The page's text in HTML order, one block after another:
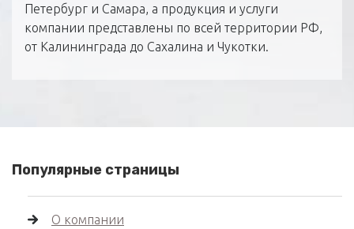
Петербург и Самара, а продукция и услуги
компании представлены по всей территории РФ,
от Калининграда до Сахалина и Чукотки.
Популярные страницы
О компании